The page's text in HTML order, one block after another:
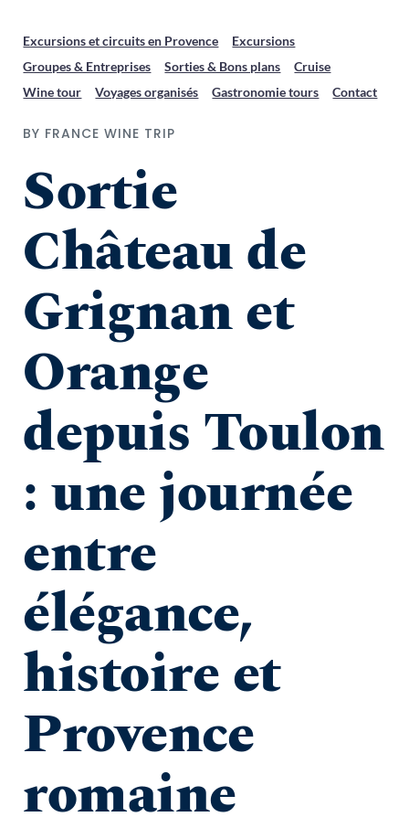
Excursions et circuits en Provence
Excursions
Groupes & Entreprises
Sorties & Bons plans
Cruise
Wine tour
Voyages organisés Gastronomie tours Contact
BY FRANCE WINE TRIP
Sortie
Château de
Grignan et
Orange
depuis Toulon
: une journée
entre
élégance,
histoire et
Provence
romaine